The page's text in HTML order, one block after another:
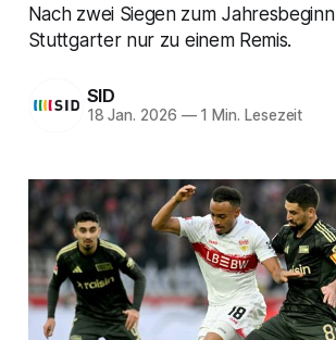
Nach zwei Siegen zum
Stuttgarter nur zu einem Remis.
SID
18 Jan. 2026 —1 Min. Lesezeit